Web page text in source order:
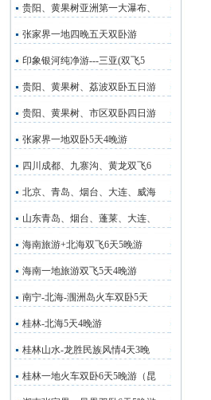
贵阳、黄果树亚洲第一大瀑布、
张家界一地四晚五天双卧游
印象银河纯净游---三亚(双飞5
贵阳、黄果树、荔波双卧五日游
贵阳、黄果树、市区双卧四日游
张家界一地双卧5天4晚游
四川成都、九寨沟、黄龙双飞6
北京、青岛、烟台、大连、威海
山东青岛、烟台、蓬莱、大连、
海南旅游+北海双飞6天5晚游
海南一地旅游双飞5天4晚游
南宁-北海-涠洲岛火车双卧5天
桂林-北海5天4晚游
桂林山水-龙胜民族风情4天3晚
桂林一地火车双卧6天5晚游（昆